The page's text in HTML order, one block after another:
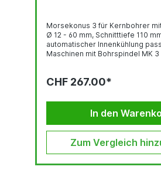
Morsekonus 3 für Kernbohrer
Ø 12 - 60 mm, Schnitttiefe 110
automatischer Innenkühlung
Maschinen mit Bohrspindel MK 3
CHF 267.00*
In den
Zum Vergleich